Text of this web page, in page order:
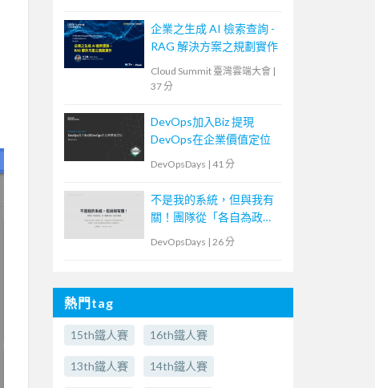
企業之生成 AI 檢索查詢 -
RAG 解決方案之規劃實作
Cloud Summit 臺灣雲端大會 |
37 分
DevOps加入Biz 提現
DevOps在企業價值定位
DevOpsDays | 41 分
不是我的系統，但與我有
關！團隊從「各自為政」
到「群體決策」的協作實
DevOpsDays | 26 分
熱門tag
15th鐵人賽 16th鐵人賽
13th鐵人賽 14th鐵人賽